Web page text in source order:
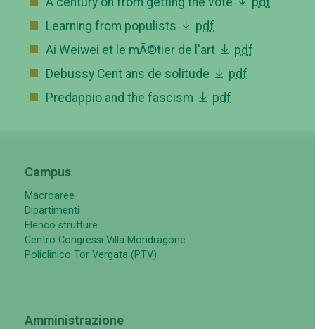
Learning from populists
pdf
Ai Weiwei et le mÃ©tier de l'art
pdf
Debussy Cent ans de solitude
pdf
Predappio and the fascism
pdf
Campus
Macroaree
Dipartimenti
Elenco strutture
Centro Congressi Villa Mondragone
Policlinico Tor Vergata (PTV)
Amministrazione